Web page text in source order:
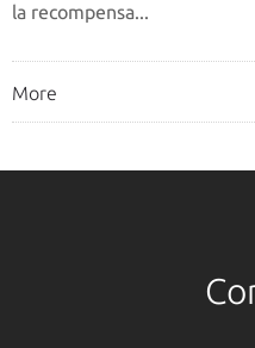
la recompensa...
More